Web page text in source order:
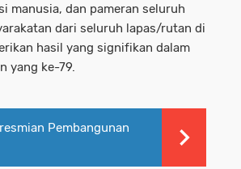
manusia, dan pameran seluruh
dari seluruh lapas/rutan di
hasil yang signifikan dalam
yang ke-79.
Pembangunan